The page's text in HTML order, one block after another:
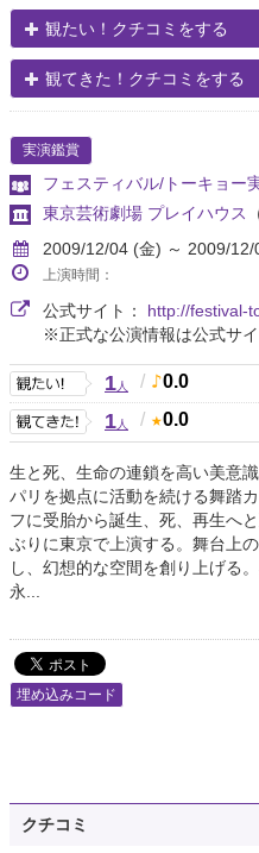
観たい！クチコミをする
観てきた！クチコミをする
実演鑑賞
フェスティバル/トーキョー
東京芸術劇場 プレイハウス
2009/12/04 (金) ～ 2009/12/
上演時間：
公式サイト： http://festival-
※正式な公演情報は公式サイ
1人 / 0.0
1人 / 0.0
生と死、生命の連鎖を高い美意
パリを拠点に活動を続ける舞踏
フに受胎から誕生、死、再生へ
ぶりに東京で上演する。舞台上
し、幻想的な空間を創り上げる
永...
埋め込みコード
クチコミ